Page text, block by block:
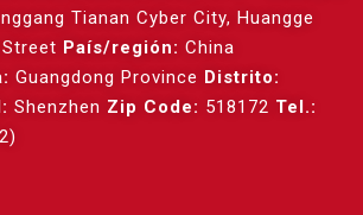
Tianan Cyber City, Huangge
País/región: China
Guangdong Province Distrito:
Shenzhen Zip Code: 518172 Tel.: